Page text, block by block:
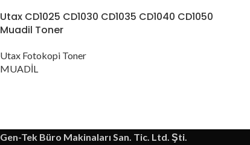
Utax CD1025 CD1030 CD1035 CD1040 CD1050
Muadil Toner
Utax Fotokopi Toner
MUADİL
Gen-Tek Büro Makinaları San. Tic. Ltd. Şti.